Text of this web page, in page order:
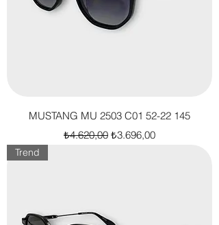
MUSTANG MU 2503 C01 52-22 145
Normal Fiyat
₺4.620,00 İndirimli Fiyat
₺3.696,00
Trend